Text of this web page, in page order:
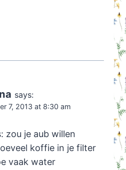
says:
7, 2013 at 8:30 am
zou je aub willen
koffie in je filter
vaak water